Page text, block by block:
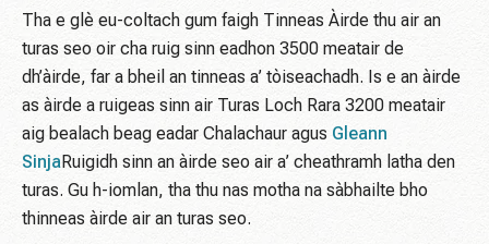
Tha e glè eu-coltach gum faigh Tinneas Àirde thu air an
turas seo oir cha ruig sinn eadhon 3500 meatair de
dh’àirde, far a bheil an tinneas a’ tòiseachadh. Is e an àirde
as àirde a ruigeas sinn air Turas Loch Rara 3200 meatair
aig bealach beag eadar Chalachaur agus Gleann
SinjaRuigidh sinn an àirde seo air a’ cheathramh latha den
turas. Gu h-iomlan, tha thu nas motha na sàbhailte bho
thinneas àirde air an turas seo.